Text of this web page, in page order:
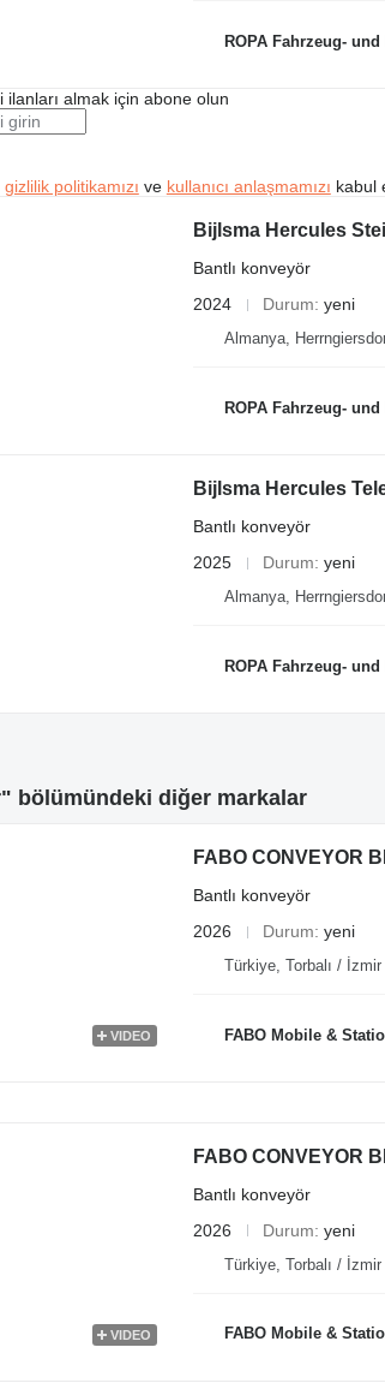
ROPA Fahrzeug-
ilanları almak için abone olun
gizlilik politikamızı ve kullanıcı anlaşmamızı kabul
Bijlsma Hercules
Bantlı konveyör
2024
Durum yeni
Almanya,
ROPA Fahrzeug-
Bijlsma Hercules
Bantlı konveyör
2025
Durum yeni
Almanya,
ROPA Fahrzeug-
bölümündeki diğer markalar
VIDEO
FABO CONVEYOR
Bantlı konveyör
2026
Durum yeni
Türkiye, Torbalı / İzmir
FABO Mobile & Stationary
VIDEO
FABO CONVEYOR
Bantlı konveyör
2026
Durum yeni
Türkiye, Torbalı / İzmir
FABO Mobile & Stationary